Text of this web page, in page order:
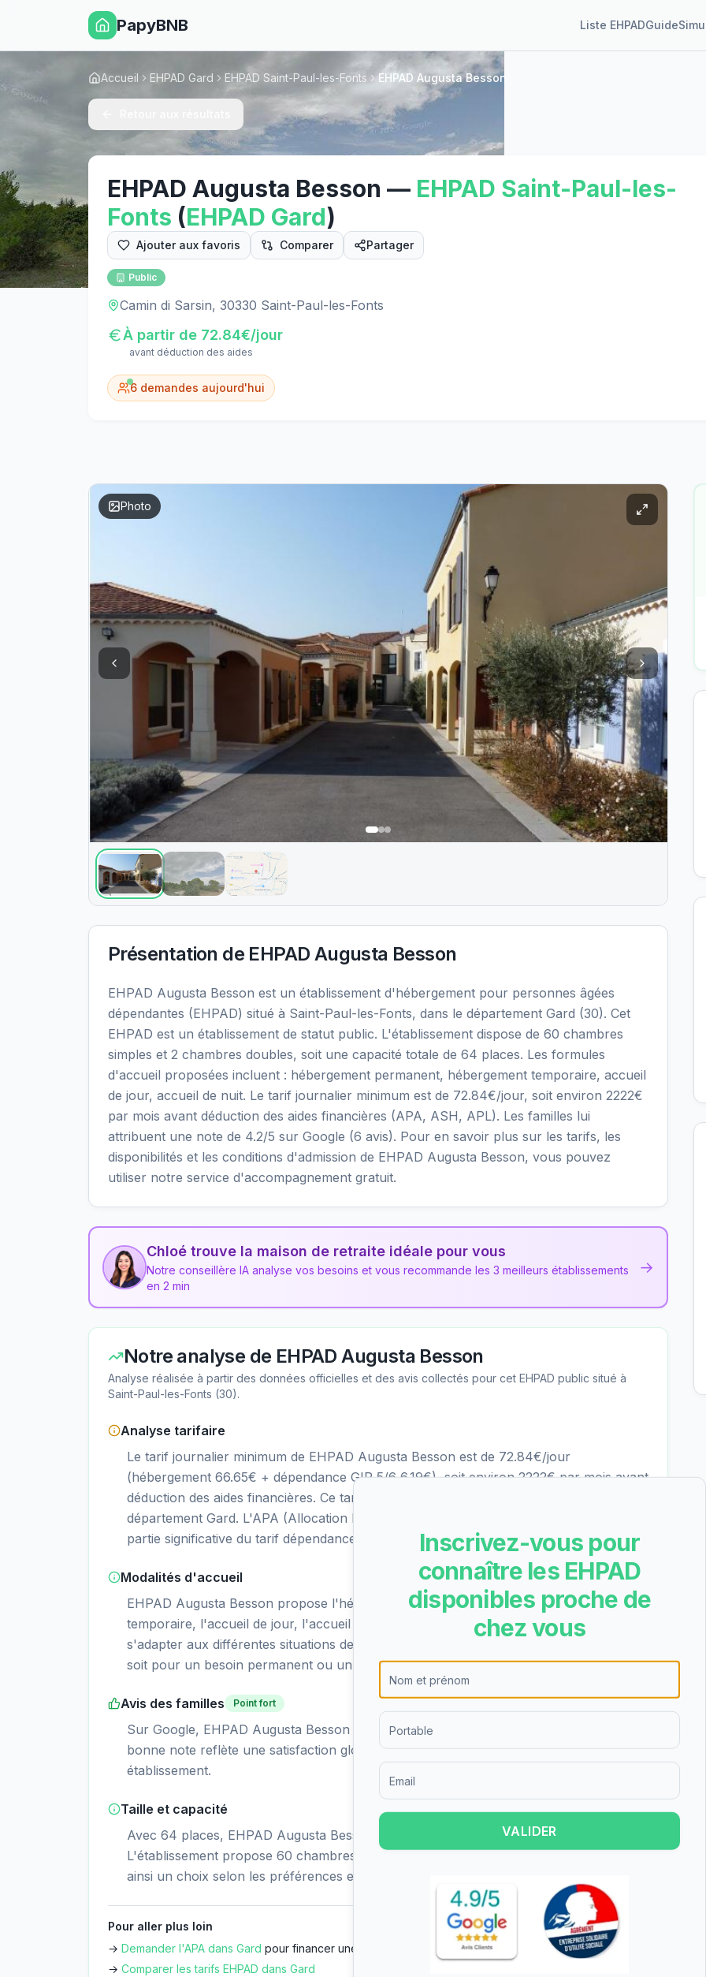
PapyBNB Liste EHPADGuide
Accueil EHPAD Gard EHPAD Saint-Paul-les-Fonts EHPAD Augusta Besson
EHPAD Augusta Besson — EHPAD Saint-Paul-les-
Fonts (EHPAD Gard)
Ajouter aux favoris Comparer Partager
Public
Camin di Sarsin, 30330 Saint-Paul-les-Fonts
À partir de 72.84€/jour
avant déduction des aides
6 demandes aujourd'hui
Photo
Présentation de EHPAD Augusta Besson
EHPAD Augusta Besson est un établissement d'hébergement pour personnes âgées
dépendantes (EHPAD) situé à Saint-Paul-les-Fonts, dans le département Gard (30). Cet
EHPAD est un établissement de statut public. L'établissement dispose de 60 chambres
simples et 2 chambres doubles, soit une capacité totale de 64 places. Les formules
d'accueil proposées incluent : hébergement permanent, hébergement temporaire, accueil
de jour, accueil de nuit. Le tarif journalier minimum est de 72.84€/jour, soit environ 2222€
par mois avant déduction des aides financières (APA, ASH, APL). Les familles lui
attribuent une note de 4.2/5 sur Google (6 avis). Pour en savoir plus sur les tarifs, les
disponibilités et les conditions d'admission de EHPAD Augusta Besson, vous pouvez
utiliser notre service d'accompagnement gratuit.
Chloé trouve la maison de retraite idéale pour vous
Notre conseillère IA analyse vos besoins et vous recommande les 3 meilleurs établissements
en 2 min
→
Notre analyse de EHPAD Augusta Besson
Analyse réalisée à partir des données officielles et des avis collectés pour cet EHPAD public situé à
Saint-Paul-les-Fonts (30).
Analyse tarifaire
Le tarif journalier minimum de EHPAD Augusta Besson est de 72.84€/jour
(hébergement 66.65€ + dépendance GIR 5/6 6.19€), soit environ 2222€ par mois avant
déduction des aides financières. Ce tarif se situe dans la moyenne des EHPAD du
département Gard. L'APA (Allocation Personnalisée d'Autonomie) peut couvrir une
partie significative du tarif dépendance.
Modalités d'accueil
EHPAD Augusta Besson propose l'hébergement permanent, l'hébergement
temporaire, l'accueil de jour, l'accueil de nuit. Cette diversité d'offres permet de
s'adapter aux différentes situations des personnes âgées et de leurs familles, que ce
soit pour un besoin permanent ou un répit temporaire.
Avis des familles Point fort
Sur Google, EHPAD Augusta Besson obtient une note de 4.2/5 basée sur 6 avis. Cette
bonne note reflète une satisfaction globale des familles qui ont choisi cet
établissement.
Taille et capacité
Avec 64 places, EHPAD Augusta Besson est un établissement de taille moyenne.
L'établissement propose 60 chambres individuelles et 2 chambres doubles, offrant
ainsi un choix selon les préférences et le budget.
Pour aller plus loin
→ Demander l'APA dans Gard pour financer une partie du tarif dépendance
→ Comparer les tarifs EHPAD dans Gard
Inscrivez-vous pour
connaître les EHPAD
disponibles proche de
chez vous
VALIDER